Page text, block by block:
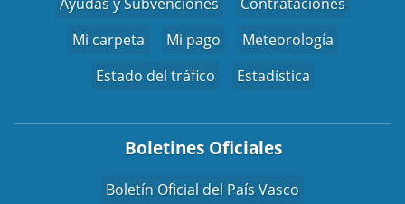
Mi carpeta
Mi pago
Meteorología
Estado del tráfico
Estadística
Boletines Oficiales
Boletín Oficial del País Vasco